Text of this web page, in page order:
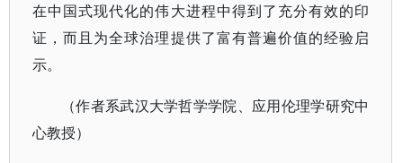
在中国式现代化的伟大进程中得到了充分有效的印
证，而且为全球治理提供了富有普遍价值的经验启
示。
（作者系武汉大学哲学学院、应用伦理学研究中
心教授）